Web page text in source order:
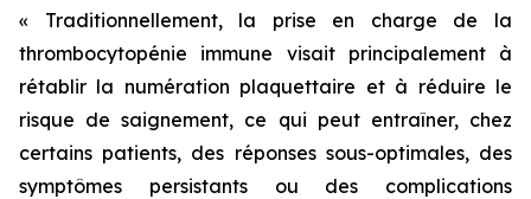
« Traditionnellement, la prise en charge de la
thrombocytopénie immune visait principalement à
rétablir la numération plaquettaire et à réduire le
risque de saignement, ce qui peut entraîner, chez
certains patients, des réponses sous-optimales, des
symptômes persistants ou des complications